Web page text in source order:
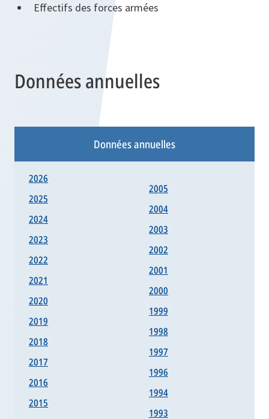
Effectifs des forces armées
Données annuelles
Données annuelles
2026
2025
2024
2023
2022
2021
2020
2019
2018
2017
2016
2015
2005
2004
2003
2002
2001
2000
1999
1998
1997
1996
1994
1993